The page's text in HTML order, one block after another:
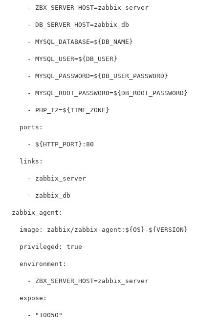
      - ZBX_SERVER_HOST=zabbix_server
      - DB_SERVER_HOST=zabbix_db
      - MYSQL_DATABASE=${DB_NAME}
      - MYSQL_USER=${DB_USER}
      - MYSQL_PASSWORD=${DB_USER_PASSWORD}
      - MYSQL_ROOT_PASSWORD=${DB_ROOT_PASSWORD}
      - PHP_TZ=${TIME_ZONE}
    ports:
      - ${HTTP_PORT}:80
    links:
      - zabbix_server
      - zabbix_db
  zabbix_agent:
    image: zabbix/zabbix-agent:${OS}-${VERSION}
    privileged: true
    environment:
      - ZBX_SERVER_HOST=zabbix_server
    expose:
      - "10050"